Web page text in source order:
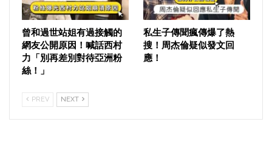
曾和過世站姐有過接觸的
網友公開原因！喊話西村
力「別再差別對待亞洲粉
絲！」
私生子傳聞瘋傳爆了熱
搜！周杰倫疑似發文回
應！
PREV NEXT